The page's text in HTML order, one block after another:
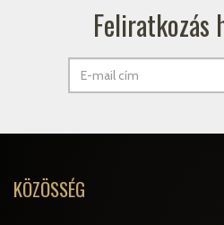
Feliratkozás
KÖZÖSSÉG